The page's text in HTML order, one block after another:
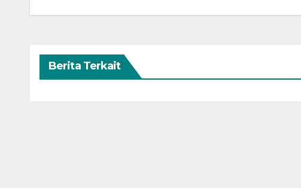
Berita Terkait